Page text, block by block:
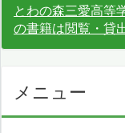
とわの森三愛高等
の書籍は閲覧・貸
メニュー